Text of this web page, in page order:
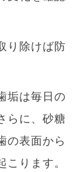
り除けば防
垢は毎日の
らに、砂糖
の表面から
こります。